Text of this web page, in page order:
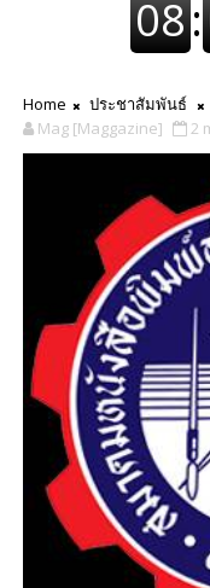
Home ประชาสัมพันธ์
Mag [Maggazine]
2